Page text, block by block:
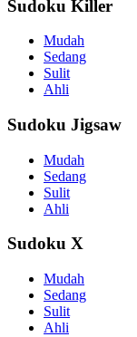
Sudoku Killer
Mudah
Sedang
Sulit
Ahli
Sudoku Jigsaw
Mudah
Sedang
Sulit
Ahli
Sudoku X
Mudah
Sedang
Sulit
Ahli